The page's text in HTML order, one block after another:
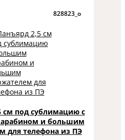
828823_o
см под сублимацию с
и большим
для телефона из ПЭ